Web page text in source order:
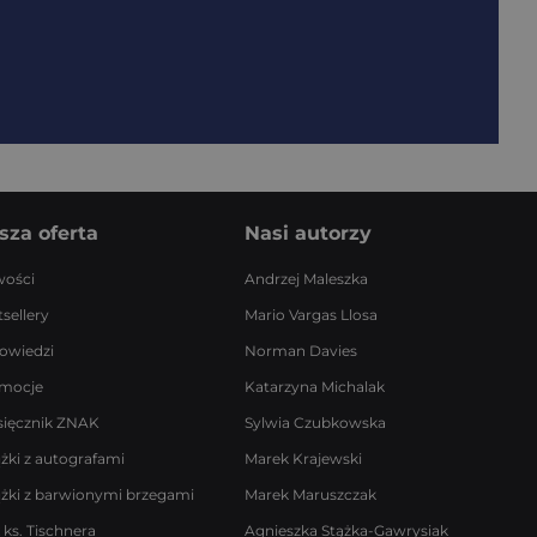
oferta
ZNAK
z autografami
z barwionymi brzegami
ks. Tischnera
Nasi autorzy
Andrzej Maleszka
Mario Vargas Llosa
Norman Davies
Katarzyna Michalak
Sylwia Czubkowska
Marek Krajewski
Marek Maruszczak
Agnieszka Stążka-Gawrysiak